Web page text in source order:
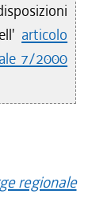
articolo
7/2000
regionale